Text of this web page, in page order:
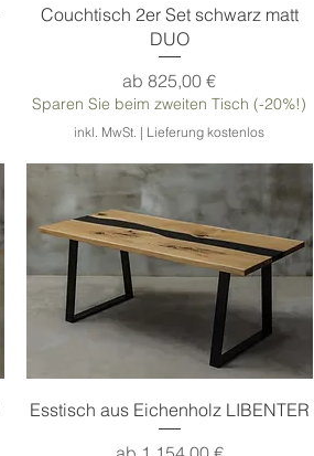
Schnellansicht
Couchtisch 2er Set schwarz matt
DUO
ab825,00 €
Sale-Preis
Sparen Sie beim zweiten Tisch (-20%!)
inkl. MwSt. | Lieferung kostenlos
Schnellansicht
Esstisch aus Eichenholz LIBENTER
Sale-Preis